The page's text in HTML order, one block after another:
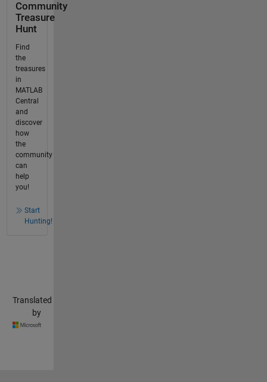
Community
Treasure
Hunt
Find
the
treasures
in
MATLAB
Central
and
discover
how
the
community
can
help
you!
Start
Hunting!
Translated
by